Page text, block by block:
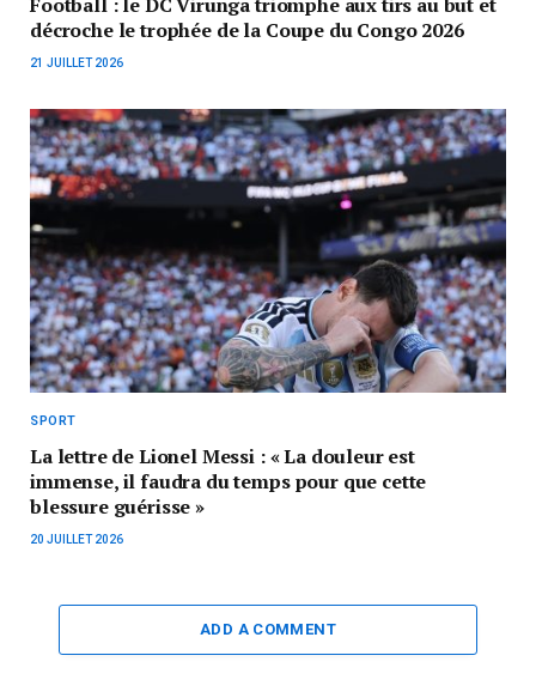
décroche le trophée de la Coupe du Congo 2026
21 JUILLET 2026
SPORT
La lettre de Lionel Messi : « La douleur est
immense, il faudra du temps pour que cette
blessure guérisse »
20 JUILLET 2026
ADD A COMMENT